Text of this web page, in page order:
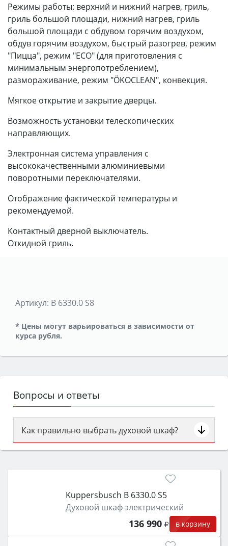
Режимы работы: верхний и нижний нагрев, гриль,
гриль большой площади, нижний нагрев, гриль
большой площади с обдувом горячим воздухом,
обдув горячим воздухом, быстрый разогрев, режим
"Пицца", режим "ECO" (для приготовления с
минимальным энергопотреблением),
размораживание, режим "ÖKOCLEAN", конвекция.
Мягкое открытие и закрытие дверцы.
Возможность установки телескопических
направляющих.
Электронная система управления с
высококачественными алюминиевыми
поворотными переключателями.
Отображение фактической температуры и
рекомендуемой.
Контактный дверной выключатель.
Откидной гриль.
Артикул: B 6330.0 S8
* Цены могут варьироваться в зависимости от
курса рубля.
Вопросы и ответы
Как правильно выбрать духовой шкаф?
Сначала определитесь с типом (газовый или
затем смотрите на объём 50–70 л для семьи,
функции (конвекция, гриль, самоочистка,
защита от детей).
Kuppersbusch B 6330.0 S5
Духовой шкаф электрический
136 990 в корзину